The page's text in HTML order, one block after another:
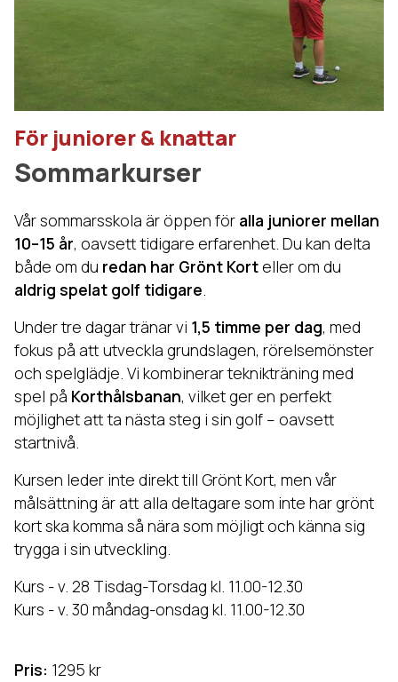
För juniorer & knattar
Sommarkurser
Vår sommarsskola är öppen för alla juniorer mellan
10–15 år, oavsett tidigare erfarenhet. Du kan delta
både om du redan har Grönt Kort eller om du
aldrig spelat golf tidigare.
Under tre dagar tränar vi 1,5 timme per dag, med
fokus på att utveckla grundslagen, rörelsemönster
och spelglädje. Vi kombinerar teknikträning med
spel på Korthålsbanan, vilket ger en perfekt
möjlighet att ta nästa steg i sin golf – oavsett
startnivå.
Kursen leder inte direkt till Grönt Kort, men vår
målsättning är att alla deltagare som inte har grönt
kort ska komma så nära som möjligt och känna sig
trygga i sin utveckling.
Kurs - v. 28 Tisdag-Torsdag kl. 11.00-12.30
Kurs - v. 30 måndag-onsdag kl. 11.00-12.30
Pris: 1295 kr